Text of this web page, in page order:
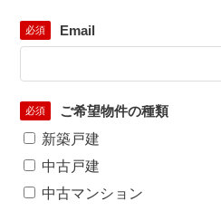
必須 Email
必須
ご希望物件の種類
新築戸建
中古戸建
中古マンション